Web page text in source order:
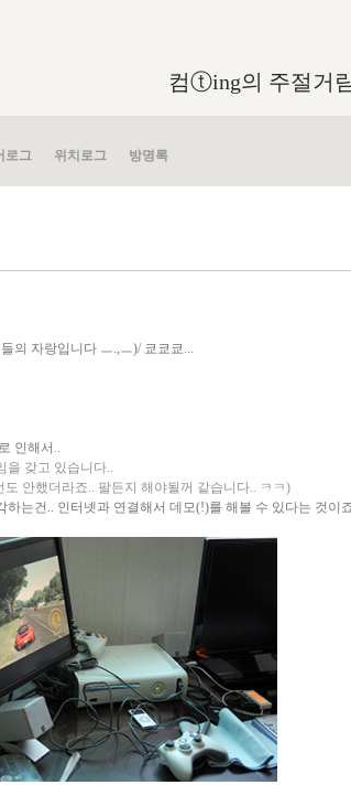
컴ⓣing의 주절거
로그 위치로그 방명록
의 자랑입니다 ㅡ.,ㅡ)/ 쿄쿄쿄...
인해서..
을 갖고 있습니다..
안했더라죠.. 팔든지 해야될꺼 같습니다.. ㅋㅋ)
하는건.. 인터넷과 연결해서 데모(!)를 해볼 수 있다는 것이